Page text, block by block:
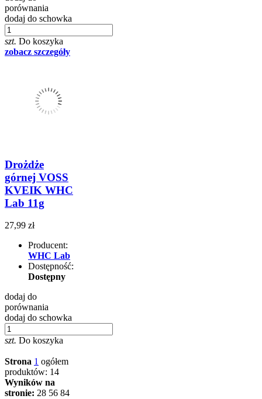
porównania
dodaj do schowka
szt. Do koszyka
zobacz szczegóły
Drożdże
górnej VOSS
KVEIK WHC
Lab 11g
27,99 zł
Producent:
WHC Lab
Dostępność:
Dostępny
dodaj do
porównania
dodaj do schowka
szt. Do koszyka
Strona 1 ogółem
produktów: 14
Wyników na
stronie: 28 56 84